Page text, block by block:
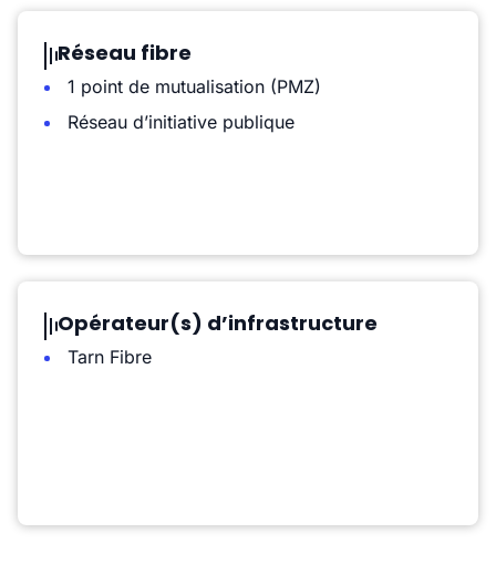
Réseau fibre
1 point de mutualisation (PMZ)
Réseau d’initiative publique
Opérateur(s) d’infrastructure
Tarn Fibre